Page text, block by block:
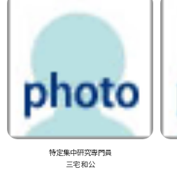
特定集中研究専門員
三宅 和公